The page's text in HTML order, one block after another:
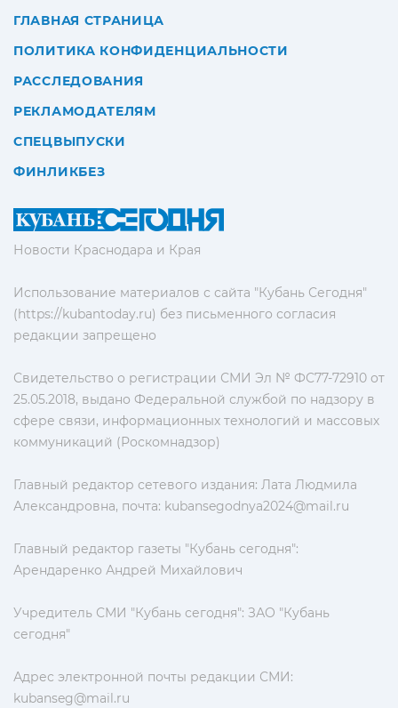
Новости Краснодара и Края
Использование материалов с сайта "Кубань Сегодня"
(https://kubantoday.ru) без письменного согласия
редакции запрещено
Свидетельство о регистрации СМИ Эл № ФС77-72910 от
25.05.2018, выдано Федеральной службой по надзору в
сфере связи, информационных технологий и массовых
коммуникаций (Роскомнадзор)
Главный редактор сетевого издания: Лата Людмила
Александровна, почта: kubansegodnya2024@mail.ru
Главный редактор газеты "Кубань сегодня":
Арендаренко Андрей Михайлович
Учредитель СМИ "Кубань сегодня": ЗАО "Кубань
сегодня"
Адрес электронной почты редакции СМИ:
kubanseg@mail.ru
ГЛАВНАЯ СТРАНИЦА
ПОЛИТИКА КОНФИДЕНЦИАЛЬНОСТИ
РАССЛЕДОВАНИЯ
РЕКЛАМОДАТЕЛЯМ
СПЕЦВЫПУСКИ
ФИНЛИКБЕЗ